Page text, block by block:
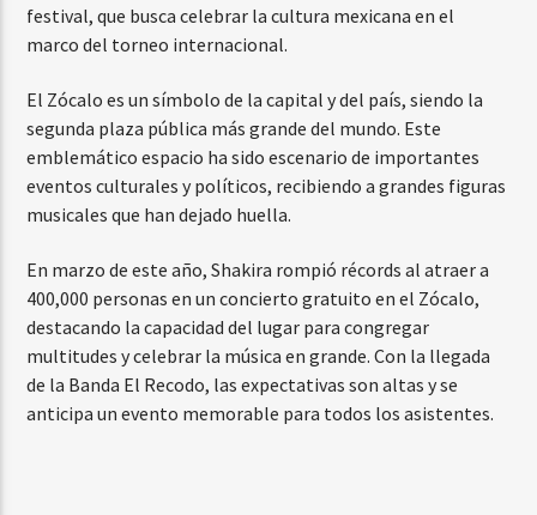
festival, que busca celebrar la cultura mexicana en el
marco del torneo internacional.
El Zócalo es un símbolo de la capital y del país, siendo la
segunda plaza pública más grande del mundo. Este
emblemático espacio ha sido escenario de importantes
eventos culturales y políticos, recibiendo a grandes figuras
musicales que han dejado huella.
En marzo de este año, Shakira rompió récords al atraer a
400,000 personas en un concierto gratuito en el Zócalo,
destacando la capacidad del lugar para congregar
multitudes y celebrar la música en grande. Con la llegada
de la Banda El Recodo, las expectativas son altas y se
anticipa un evento memorable para todos los asistentes.